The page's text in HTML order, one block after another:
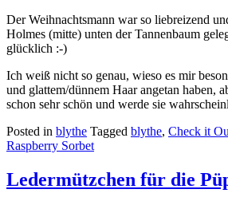
Der Weihnachtsmann war so liebreizend
Holmes (mitte) unten der Tannenbaum
glücklich :-)
Ich weiß nicht so genau, wieso es mir
und glattem/dünnem Haar angetan haben,
schon sehr schön und werde sie
Posted in blythe Tagged blythe, Check it
Raspberry Sorbet
Ledermützchen für die